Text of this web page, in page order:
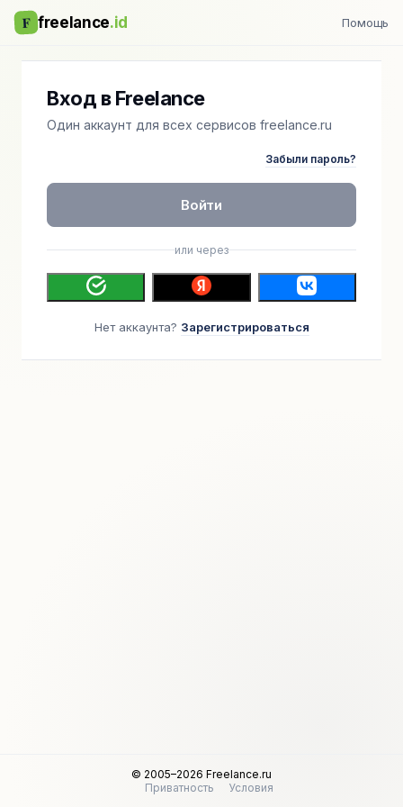
F freelance.id Помощь
Вход в Freelance
Один аккаунт для всех сервисов freelance.ru
Забыли пароль?
Войти
или через
Нет аккаунта? Зарегистрироваться
© 2005–2026 Freelance.ru
Приватность
Условия